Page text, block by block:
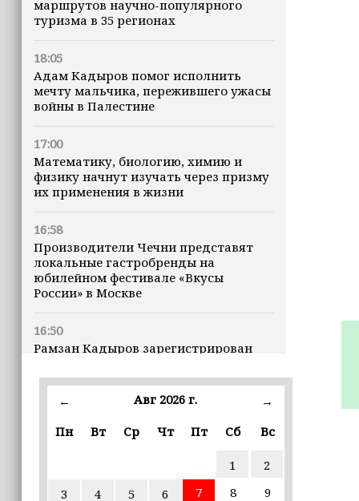
маршрутов научно-популярного
туризма в 35 регионах
18:05
Адам Кадыров помог исполнить
мечту мальчика, пережившего ужасы
войны в Палестине
17:00
Математику, биологию, химию и
физику начнут изучать через призму
их применения в жизни
16:58
Производители Чечни представят
локальные гастробренды на
юбилейном фестивале «Вкусы
России» в Москве
16:50
Рамзан Кадыров зарегистрирован
16:47
землетрясения, рассказала
16:12
← Авг 2026 г.
→
Пн
Вт Ср Чт Пт Сб Вс
1
2
3
4 5 6 7 8
9